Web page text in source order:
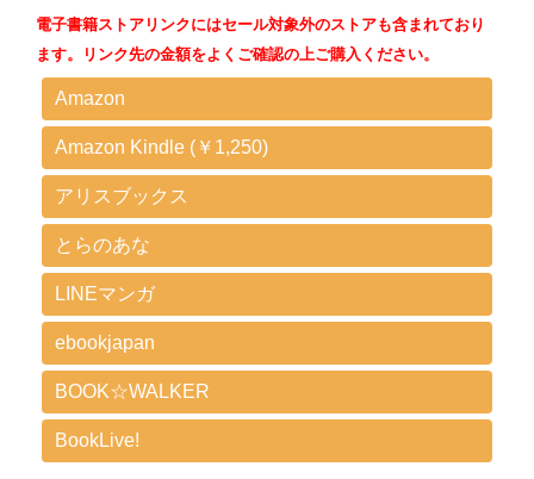
電子書籍ストアリンクにはセール対象外のストアも含まれており
ます。リンク先の金額をよくご確認の上ご購入ください。
Amazon
Amazon Kindle (￥1,250)
アリスブックス
とらのあな
LINEマンガ
ebookjapan
BOOK☆WALKER
BookLive!